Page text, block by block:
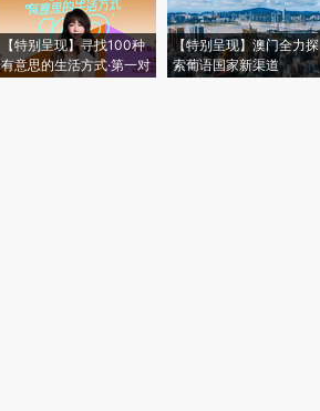
【特别呈现】寻找100种
有意思的生活方式·第一对
【特别呈现】澳门全力探
索葡语国家新渠道